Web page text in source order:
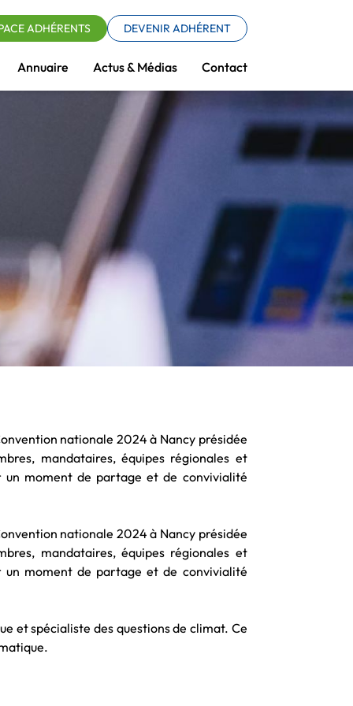
ADHÉRENTS DEVENIR ADHÉRENT
Annuaire Actus & Médias Contact
nationale 2024 à Nancy présidée
mandataires, équipes régionales et
un moment de partage et de convivialité
nationale 2024 à Nancy présidée
mandataires, équipes régionales et
un moment de partage et de convivialité
et spécialiste des questions de climat. Ce